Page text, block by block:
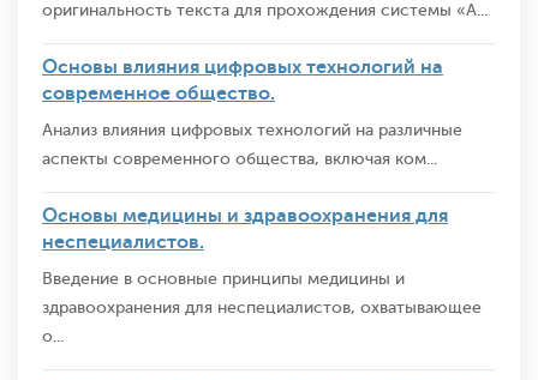
оригинальность текста для прохождения системы «А...
Основы влияния цифровых технологий на
современное общество.
Анализ влияния цифровых технологий на различные
аспекты современного общества, включая ком...
Основы медицины и здравоохранения для
неспециалистов.
Введение в основные принципы медицины и
здравоохранения для неспециалистов, охватывающее
о...